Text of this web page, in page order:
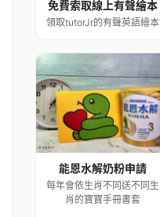
免費索取線上有聲繪本
領取tutorJr的有聲英語繪本
能恩水解奶粉申請
每年會依生肖不同送不同生
肖的寶寶手冊書套